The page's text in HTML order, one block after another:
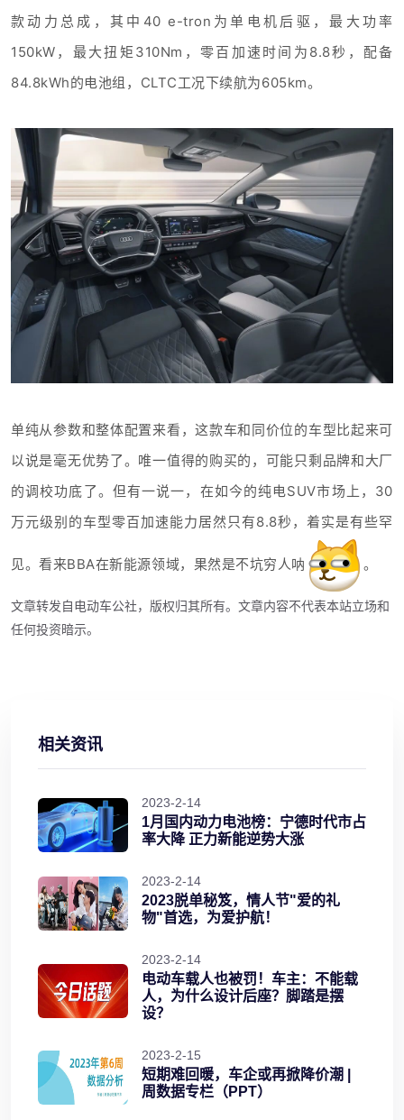
款动力总成，其中40 e-tron为单电机后驱，最大功率
150kW，最大扭矩310Nm，零百加速时间为8.8秒，配备
84.8kWh的电池组，CLTC工况下续航为605km。
单纯从参数和整体配置来看，这款车和同价位的车型比起来可
以说是毫无优势了。唯一值得的购买的，可能只剩品牌和大厂
的调校功底了。但有一说一，在如今的纯电SUV市场上，30
万元级别的车型零百加速能力居然只有8.8秒，着实是有些罕
见。看来BBA在新能源领域，果然是不坑穷人呐 。
文章转发自电动车公社，版权归其所有。文章内容不代表本站立场和
任何投资暗示。
相关资讯
2023-2-14
1月国内动力电池榜：宁德时代市占
率大降 正力新能逆势大涨
2023-2-14
2023脱单秘笈，情人节"爱的礼
物"首选，为爱护航！
2023-2-14
电动车载人也被罚！车主：不能载
人，为什么设计后座？脚踏是摆
设？
2023-2-15
短期难回暖，车企或再掀降价潮 |
周数据专栏（PPT）